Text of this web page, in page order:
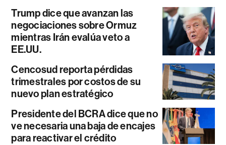
Trump dice que avanzan las
negociaciones sobre Ormuz
mientras Irán evalúa veto a
EE.UU.
Cencosud reporta pérdidas
trimestrales por costos de su
nuevo plan estratégico
Presidente del BCRA dice que no
ve necesaria una baja de encajes
para reactivar el crédito